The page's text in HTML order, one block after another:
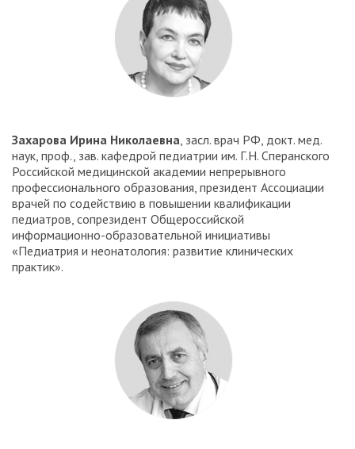
Захарова Ирина Николаевна , засл. врач РФ, докт. мед.
наук, проф., зав. кафедрой педиатрии им. Г.Н. Сперанского
Российской медицинской академии непрерывного
профессионального образования, президент Ассоциации
врачей по содействию в повышении квалификации
педиатров, сопрезидент Общероссийской
информационно-образовательной инициативы
«Педиатрия и неонатология: развитие клинических
практик».